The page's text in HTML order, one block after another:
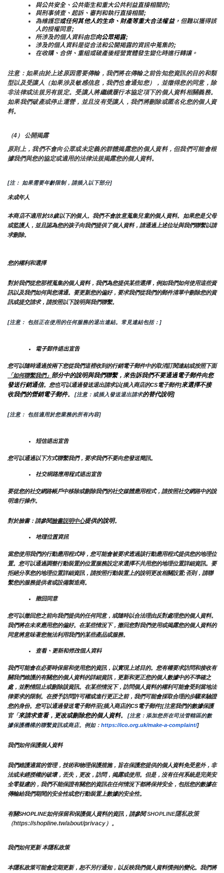
與公共安全、公共衛生和重大公共利益直接相關的;
與刑事偵查、起訴、審判和執行直接相關;
為維護您或任何其他人的生命、財產等重大合法權益，但難以獲得該
人的授權同意;
所涉及的個人資料由您向公眾揭露;
涉及的個人資料是從合法和公開揭露的資訊中蒐集的;
在收購、合併、重組或破產後經營實體發生變化時進行轉讓。
注意：如果由於上述原因需要傳輸，我們將在傳輸之前告知您資訊的目的和類
型以及受讓人（如果涉及敏感信息，我們也會通知您），並徵得您的同意，除
非法律或法規另有規定。受讓人將繼續履行本協定項下的個人資料相關義務。
如果我們破產或停止運營，並且沒有受讓人，我們將刪除或匿名化您的個人資
料。
（4） 公開揭露
原則上，我們不會向公眾或未定義的群體揭露您的個人資料，但我們可能會根
據我們與您的協定或適用的法律法規揭露您的個人資料。
[注： 如果需要年齡限制，請插入以下部分]
未成年人
本商店不適用於18歲以下的個人。我們不會故意蒐集兒童的個人資料。如果您是父母
或監護人，並且認為您的孩子向我們提供了個人資料，請通過上述位址與我們聯繫以請
求刪除。
您的權利和選擇
對於我們從您那裡蒐集的個人資料，我們為您提供某些選擇，例如我們如何使用這些資
訊以及我們如何與您溝通。要更新您的偏好，要求我們從我們的郵件清單中刪除您的資
訊或提交請求，請按照以下說明與我們聯繫。
[注意： 包括正在使用的任何服務的退出連結。常見連結包括：]
電子郵件退出宣告
您可以隨時通過按兩下您從我們這裡收到的行銷電子郵件中的取消訂閱連結或按照下面
「如何聯繫我們」 部分中的說明與我們聯繫，來告訴我們不要通過電子郵件向您
發送行銷通信。您也可以通過發送退出請求以{插入商店的CS電子郵件]來選擇不接
收我們的營銷電子郵件。 [注意：或插入發送退出請求的替代說明]
[注意： 包括適用於您業務的所有內容]
短信退出宣告
您可以通過以下方式聯繫我們，要求我們不要向您發送簡訊。
社交網路應用程式退出宣告
要從您的社交網路帳戶中移除或刪除我們的社交媒體應用程式，請按照社交網路中的說
明進行操作。
對於臉書：請參閱臉書説明中心提供的說明。
地理位置資訊
當您使用我們的行動應用程式時，您可能會被要求透過該行動應用程式提供您的地理位
置。您可以通過調整行動裝置的位置服務設定來選擇不共用您的地理位置詳細資訊。要
拒絕分享您的地理位置詳細資訊，請按照行動裝置上的說明更改相關設置;否則，請聯
繫您的服務提供者或設備製造商。
撤回同意
您可以撤回您之前向我們提供的任何同意，或隨時以合法理由反對處理您的個人資料。
我們將在未來應用您的偏好。在某些情況下，撤回您對我們使用或揭露您的個人資料的
同意將意味著您無法利用我們的某些產品或服務。
查看、更新和修改個人資料
我們可能會在必要時保留和使用您的資訊，以實現上述目的。您有權要求訪問和接收有
關我們維護的有關您的個人資料的詳細資訊，更新和更正您的個人數據中的不準確之
處，並酌情阻止或刪除該資訊。在某些情況下，訪問個人資料的權利可能會受到當地法
律要求的限制。在授予訪問許可權或進行更正之前，我們可能會採取合理的步驟來驗證
您的身份。您可以通過發送電子郵件至{插入商店的CS電子郵件][注意我們的數據保護
官「來請求查看，更改或刪除您的個人資料。
[注意：添加您所在司法管轄區的數
據保護機構的聯繫資訊或商店。例如： https://ico.org.uk/make-a-complaint/]
我們如何保護個人資料
我們維護適當的管理，技術和物理保護措施，旨在保護您提供的個人資料免受意外，非
法或未經授權的破壞，丟失，更改，訪問，揭露或使用。但是，沒有任何系統是完美安
全零疑慮的，我們不能保證有關您的資訊在任何情況下都將保持安全，包括您的數據在
傳輸給我們期間的安全性或您行動裝置上數據的安全性。
有關SHOPLINE如何保留和保護個人資料的資訊，請參閱 SHOPLINE隱私政策
（https://shopline.tw/about/privacy）。
我們如何更新 本隱私政策
本隱私政策可能會定期更新，恕不另行通知，以反映我們個人資料慣例的變化。我們將